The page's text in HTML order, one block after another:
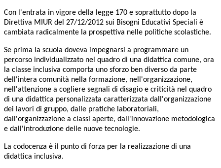
Con l'entrata in vigore della legge 170 e soprattutto dopo la
Direttiva MIUR del 27/12/2012 sui Bisogni Educativi Speciali è
cambiata radicalmente la prospettiva nelle politiche scolastiche.
Se prima la scuola doveva impegnarsi a programmare un
percorso individualizzato nel quadro di una didattica comune, ora
la classe inclusiva comporta uno sforzo ben diverso da parte
dell'intera comunità nella formazione, nell'organizzazione,
nell'attenzione a cogliere segnali di disagio e criticità nel quadro
di una didattica personalizzata caratterizzata dall'organizzazione
dei lavori di gruppo, dalle pratiche laboratoriali,
dall'organizzazione a classi aperte, dall'innovazione metodologica
e dall'introduzione delle nuove tecnologie.
La codocenza è il punto di forza per la realizzazione di una
didattica inclusiva.